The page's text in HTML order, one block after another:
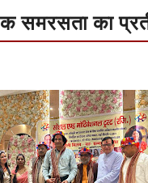
समरसता का